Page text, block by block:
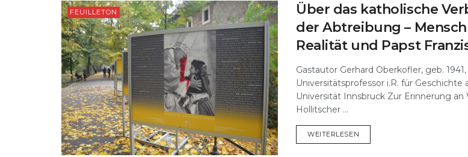
FEUILLETON
Über das katholische
der Abtreibung –
Realität und Papst
Gastautor Gerhard Oberkofler, geb. 1941,
Universitätsprofessor i.R. für Geschichte
Universität Innsbruck Zur Erinnerung an
Hollitscher ...
WEITERLESEN